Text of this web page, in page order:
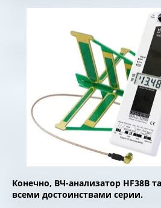
Конечно, ВЧ-анализатор HF38B
всеми достоинствами серии.